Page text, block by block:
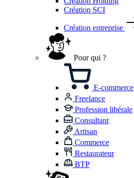
Création SCI
Création entreprise
Pour qui ?
E-commerce
Freelance
Profession libérale
Consultant
Artisan
Commerce
Restaurateur
BTP